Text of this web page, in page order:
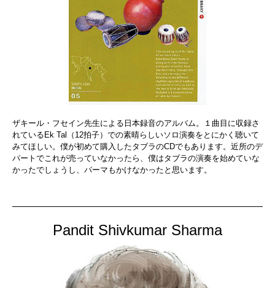
ザキール・フセイン先生による日本録音のアルバム。１曲目に収録さ
れているEk Tal（12拍子）での素晴らしいソロ演奏をとにかく聴いて
みてほしい。僕が初めて購入したタブラのCDでもあります。近所のデ
パートでこれが売っていなかったら、僕はタブラの演奏を始めていな
かったでしょうし、パーマもかけなかったと思います。
Pandit Shivkumar Sharma